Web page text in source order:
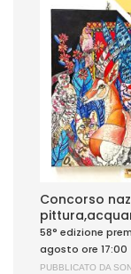
Concorso
58° edizione
agosto ore 17:00
PUBBLICATO DA